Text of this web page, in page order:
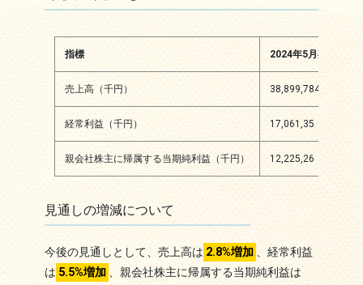
指標 2024年5月期
売上高（千円） 38,899,784
経常利益（千円） 17,061,35
親会社株主に帰属する当期純利益（千円） 12,225,26
見通しの増減について
今後の見通しとして、売上高は 2.8%増加 、経常利益
は 5.5%増加 、親会社株主に帰属する当期純利益は